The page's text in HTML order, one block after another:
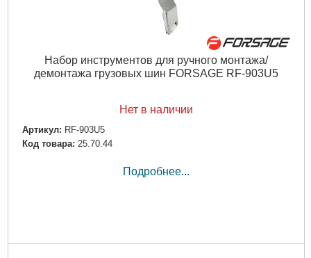
Набор инструментов для ручного монтажа/
демонтажа грузовых шин FORSAGE RF-903U5
Нет в наличии
Артикул: RF-903U5
Код товара: 25.70.44
Подробнее...